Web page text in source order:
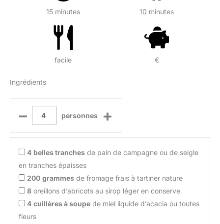
15 minutes 10 minutes
facile €
Ingrédients
– personnes +
4 belles tranches de pain de campagne ou de seigle
en tranches épaisses
200 grammes de fromage frais à tartiner nature
8 oreillons d’abricots au sirop léger en conserve
4 cuillères à soupe de miel liquide d’acacia ou toutes
fleurs